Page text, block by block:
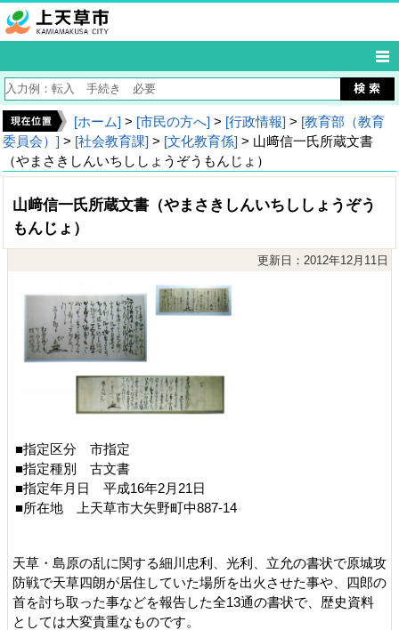
[ホーム] > [市民の方へ] > [行政情報] > [教育部（教育
委員会）] > [社会教育課] > [文化教育係] > 山﨑信一氏所蔵文書
（やまさきしんいちししょうぞうもんじょ）
山﨑信一氏所蔵文書（やまさきしんいちししょうぞう
もんじょ）
更新日：2012年12月11日
■指定区分 市指定
■指定種別 古文書
■指定年月日 平成16年2月21日
■所在地 上天草市大矢野町中887-14
天草・島原の乱に関する細川忠利、光利、立允の書状で原城攻
防戦で天草四朗が居住していた場所を出火させた事や、四郎の
首を討ち取った事などを報告した全13通の書状で、歴史資料
としては大変貴重なものです。